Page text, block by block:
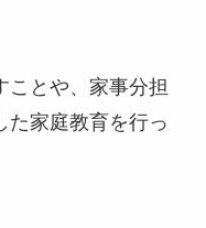
ことや、家事分担
た家庭教育を行っ